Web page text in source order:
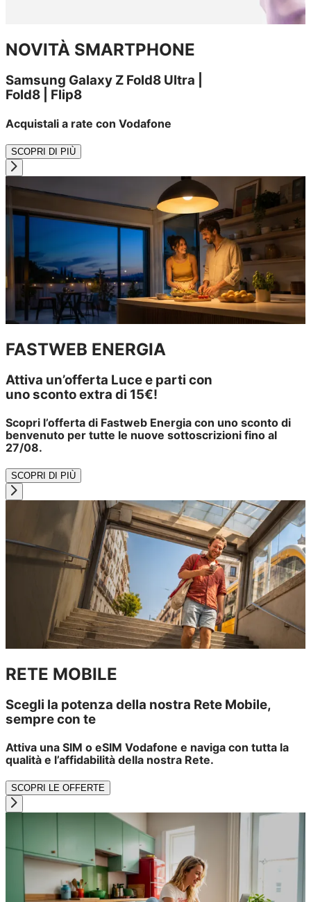
NOVITÀ SMARTPHONE
Samsung Galaxy Z Fold8 Ultra |
Fold8 | Flip8
Acquistali a rate con Vodafone
SCOPRI DI PIÙ
FASTWEB ENERGIA
Attiva un’offerta Luce e parti con
uno sconto extra di 15€!
Scopri l’offerta di Fastweb Energia con uno sconto di
benvenuto per tutte le nuove sottoscrizioni fino al
27/08.
SCOPRI DI PIÙ
RETE MOBILE
Scegli la potenza della nostra Rete Mobile,
sempre con te
Attiva una SIM o eSIM Vodafone e naviga con tutta la
qualità e l’affidabilità della nostra Rete.
SCOPRI LE OFFERTE